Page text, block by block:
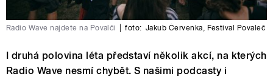
Radio Wave najdete na Povalči foto: Jakub Červenka, Festival Povaleč
I druhá polovina léta představí několik akcí, na kterých
Radio Wave nesmí chybět. S našimi podcasty i